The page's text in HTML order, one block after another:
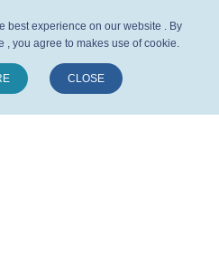
best experience on our website . By
, you agree to makes use of cookie.
CLOSE